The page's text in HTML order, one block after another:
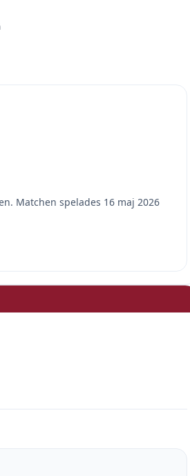
Matchen spelades 16 maj 2026